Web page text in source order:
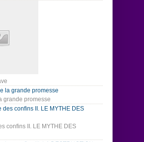
grande promesse
confins II. LE MYTHE DES